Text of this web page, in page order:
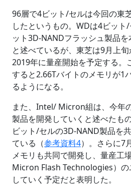
96層で4ビット/セルは今回の東
したというもの。WDは4ビット
ット3D-NANDフラッシュ製品
と述べているが、東芝は9月上
2019年に量産開始を予定する。
すると2.66Tバイトのメモリが1
るようになる。
また、Intel/ Micron組は、今年
製品を開発していくと述べたも
ビット/セルの3D-NAND製品を
ている（参考資料4）。さらに7
メモリも共同で開発し、量産工
Micron Flash Technologies）の
していく予定だと表明した。